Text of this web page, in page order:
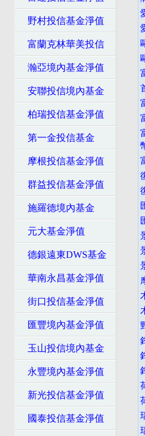
野村投信基金淨值
富蘭克林華美投信
瀚亞境內基金淨值
安聯投信境內基金
柏瑞投信基金淨值
第一金投信基金
摩根投信基金淨值
群益投信基金淨值
施羅德境內基金
元大基金淨值
德銀遠東DWS基金
華南永昌基金淨值
街口投信基金淨值
匯豐境內基金淨值
玉山投信境內基金
永豐境內基金淨值
新光投信基金淨值
國泰投信基金淨值